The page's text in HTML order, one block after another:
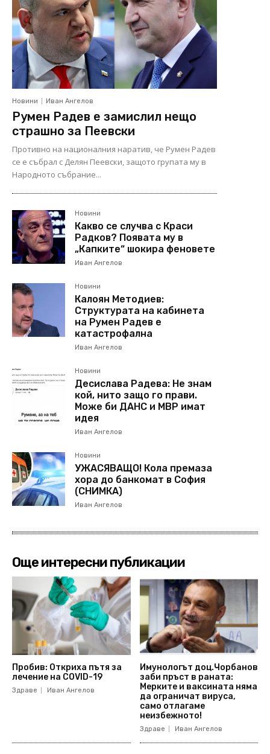
Новини Иван Ангелов
Румен Радев е замислил нещо
страшно за Пеевски
Противно на националния наратив, че Румен Радев
се е събрал с Делян Пеевски, защото групата му в
Народното събрание...
Новини
Какво се случва с Краси
Радков? Появата му в
„Капките“ шокира феновете
Иван Ангелов
Новини
Калоян Методиев:
Структурата на кабинета
на Румен Радев е
катастрофална
Иван Ангелов
Новини
Десислава Радева: Не знам
кой, нито защо го прави.
Може би ДАНС и МВР имат
идея
Иван Ангелов
Новини
УЖАСЯВАЩО! Кола премаза
хора до банкомат в София
(СНИМКА)
Иван Ангелов
Още интересни публикации
Пробив: Откриха пътя за
лечение на COVID-19
Здраве Иван Ангелов
Имунологът доц.Чорбанов
заби пръст в раната:
Мерките и ваксината няма
да ограничат вируса,
само отлагаме
неизбежното!
Здраве Иван Ангелов